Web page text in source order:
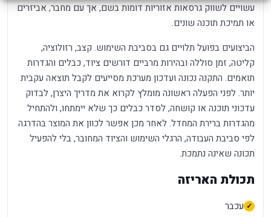
עשויים לשווק גרסאות אזוריות דומות בשם, אך עם מחבר, אביזרים
או תמיכת תוכנה שונים.
הביצועים בפועל תלויים גם בסביבת השימוש. קצב, רזולוציה,
קליטה, זמן סוללה ובהירות מרביים דורשים ציוד, כבלים והגדרות
תואמים. התקנה נכונה ועדכון מערכת מסייעים לקבל תוצאה עקבית
יותר. לפני הפעלה ראשונה מומלץ לקרוא את מדריך היצרן, לבדוק
עדכוני תוכנה או קושחה, לסדר כבלים כך שלא יימתחו, ולהתחיל
מהגדרות ברירת המחדל. לאחר מכן אפשר לכוון את המוצר בהדרגה
לפי סביבת העבודה, הרגלי השימוש והציוד המחובר, בלי להפעיל
תכונה שאינה נתמכת.
תכולת האריזה
עכבר